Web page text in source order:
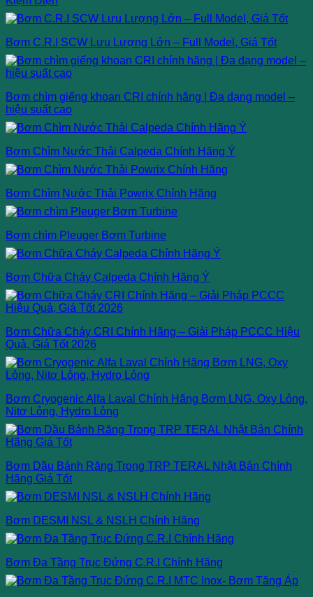
Bơm C.R.I SCW Lưu Lượng Lớn – Full Model, Giá Tốt
Bơm chìm giếng khoan CRI chính hãng | Đa dạng model –
hiệu suất cao
Bơm Chìm Nước Thải Calpeda Chính Hãng Ý
Bơm Chìm Nước Thải Powrix Chính Hãng
Bơm chìm Pleuger Bơm Turbine
Bơm Chữa Cháy Calpeda Chính Hãng Ý
Bơm Chữa Cháy CRI Chính Hãng – Giải Pháp PCCC Hiệu
Quả, Giá Tốt 2026
Bơm Cryogenic Alfa Laval Chính Hãng Bơm LNG, Oxy Lỏng,
Nitơ Lỏng, Hydro Lỏng
Bơm Dầu Bánh Răng Trong TRP TERAL Nhật Bản Chính
Hãng Giá Tốt
Bơm DESMI NSL & NSLH Chính Hãng
Bơm Đa Tầng Trục Đứng C.R.I Chính Hãng